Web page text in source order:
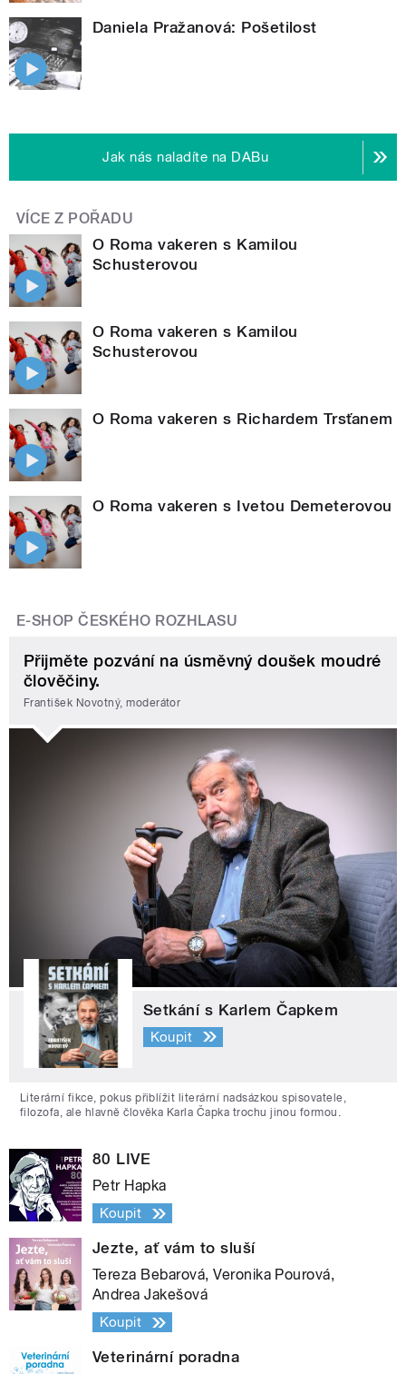
Daniela Pražanová: Pošetilost
Jak nás naladíte na DABu
VÍCE Z POŘADU
O Roma vakeren s Kamilou
Schusterovou
O Roma vakeren s Kamilou
Schusterovou
O Roma vakeren s Richardem Trsťanem
O Roma vakeren s Ivetou Demeterovou
E-SHOP ČESKÉHO ROZHLASU
Přijměte pozvání na úsměvný doušek moudré
člověčiny.
František Novotný, moderátor
Setkání s Karlem Čapkem
Koupit
Literární fikce, pokus přiblížit literární nadsázkou spisovatele,
filozofa, ale hlavně člověka Karla Čapka trochu jinou formou.
80 LIVE
Petr Hapka
Koupit
Jezte, ať vám to sluší
Tereza Bebarová, Veronika Pourová,
Andrea Jakešová
Koupit
Veterinární poradna